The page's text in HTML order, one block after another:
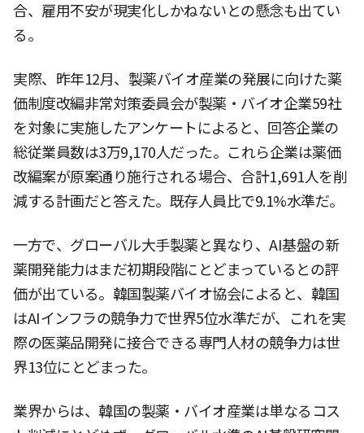
合、雇用不安が現実化しかねないとの懸念も出てい
る。
実際、昨年12月、製薬バイオ産業の発展に向けた薬
価制度改編非常対策委員会が製薬・バイオ企業59社
を対象に実施したアンケートによると、回答企業の
総従業員数は3万9,170人だった。これら企業は薬価
改編案が原案通り施行される場合、合計1,691人を削
減する計画だと答えた。既存人員比で9.1%水準だ。
一方で、グローバル大手製薬と異なり、AI基盤の新
薬開発能力はまだ初期段階にとどまっているとの評
価が出ている。韓国製薬バイオ協会によると、韓国
はAIインフラの競争力で世界5位水準だが、これを実
際の医薬品開発に接合できる専門人材の競争力は世
界13位にとどまった。
業界からは、韓国の製薬・バイオ産業は単なるコス